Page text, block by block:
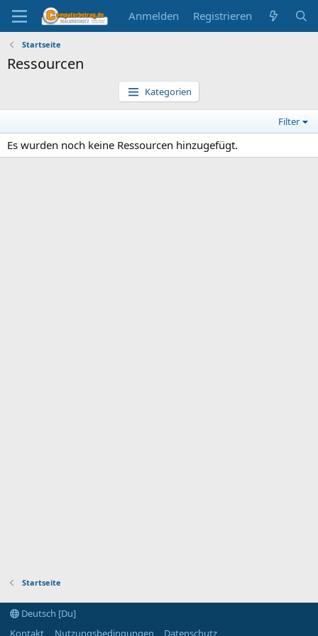
Anmelden Registrieren
Startseite
Ressourcen
Kategorien
Filter
Es wurden noch keine Ressourcen hinzugefügt.
Startseite
Deutsch [Du]
Kontakt
Nutzungsbedingungen Datenschutz